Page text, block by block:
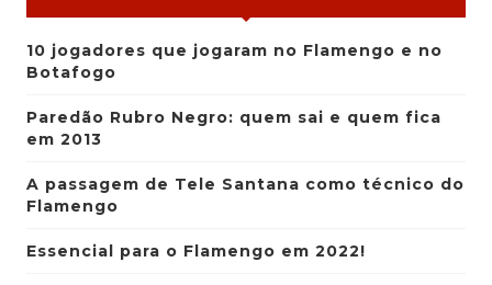
10 jogadores que jogaram no Flamengo e no
Botafogo
Paredão Rubro Negro: quem sai e quem fica
em 2013
A passagem de Tele Santana como técnico do
Flamengo
Essencial para o Flamengo em 2022!